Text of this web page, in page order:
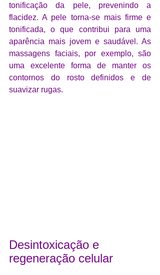
tonificação da pele, prevenindo a
flacidez. A pele torna-se mais firme e
tonificada, o que contribui para uma
aparência mais jovem e saudável. As
massagens faciais, por exemplo, são
uma excelente forma de manter os
contornos do rosto definidos e de
suavizar rugas.
Desintoxicação e
regeneração celular